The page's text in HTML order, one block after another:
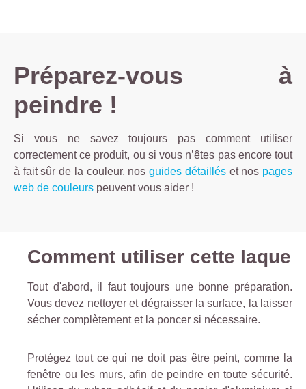
Préparez-vous à
peindre !
Si vous ne savez toujours pas comment utiliser
correctement ce produit, ou si vous n’êtes pas encore tout
à fait sûr de la couleur, nosguides détailléset nos pages
web de couleurs peuvent vous aider !
Comment utiliser cette laque
Tout d'abord, il faut toujours une bonne préparation.
Vous devez nettoyer et dégraisser la surface, la laisser
sécher complètement et la poncer si nécessaire.
Protégez tout ce qui ne doit pas être peint, comme la
fenêtre ou les murs, afin de peindre en toute sécurité.